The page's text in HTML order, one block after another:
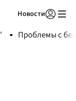
Новости
Проблемы с